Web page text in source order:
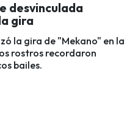
desvinculada
gira
la gira de "Mekano" en la
rostros recordaron
bailes.